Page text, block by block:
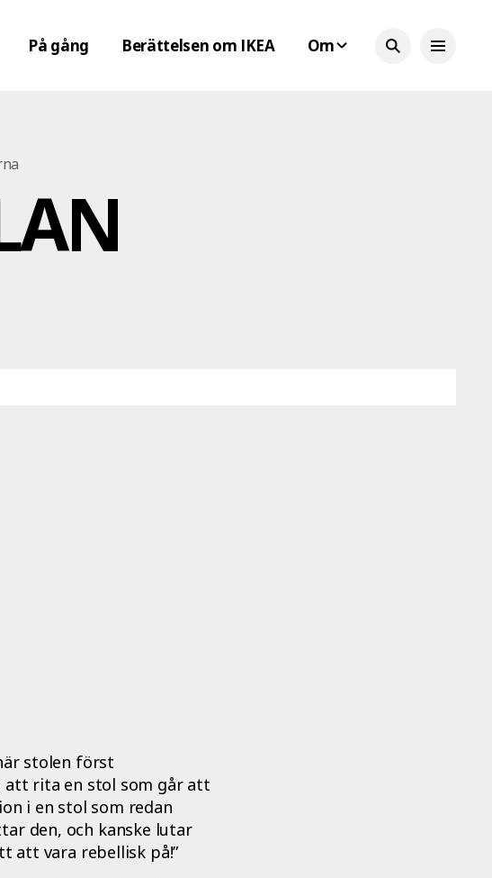
På gång Berättelsen om IKEA Om
stolen först
att rita en stol som går att
i en stol som redan
den, och kanske lutar
att vara rebellisk på!”